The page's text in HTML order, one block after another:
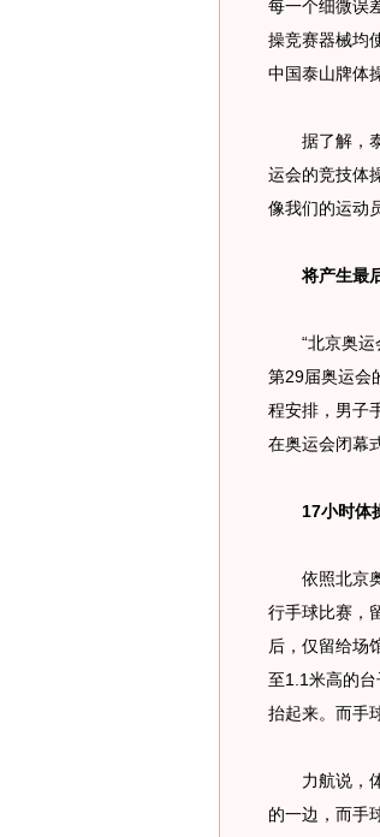
每一个细微误
操竞赛器械均
中国泰山牌体
据了解，泰
运会的竞技体
像我们的运动
将产生最
“北京奥运会
第29届奥运会
程安排，男子
在奥运会闭幕
17小时体
依照北京奥
行手球比赛，
后，仅留给场
至1.1米高的
抬起来。而手
力航说，体
的一边，而手